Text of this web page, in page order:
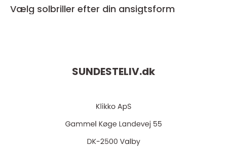
Vælg solbriller efter din ansigtsform
SUNDESTELIV.dk